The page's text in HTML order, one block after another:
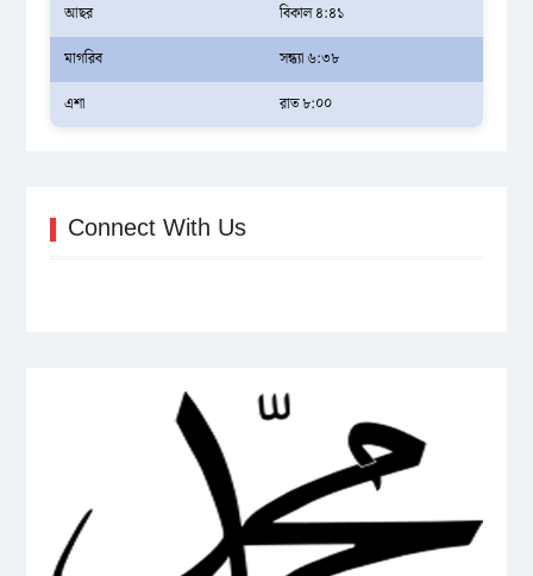
আছর
বিকাল ৪:৪১
মাগরিব
সন্ধ্যা ৬:৩৮
এশা
রাত ৮:০০
Connect With Us